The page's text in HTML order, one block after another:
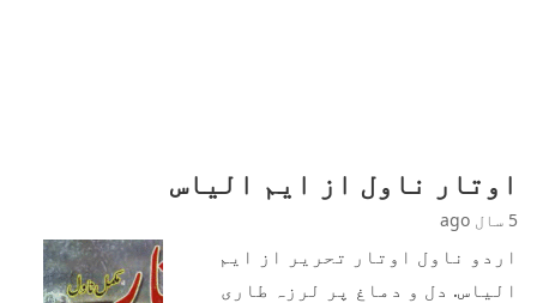
اوتار ناول از ایم الیاس
5 سال ago
اردو ناول اوتار تحریر از ایم
الیاس. دل و دماغ پر لرزہ طاری